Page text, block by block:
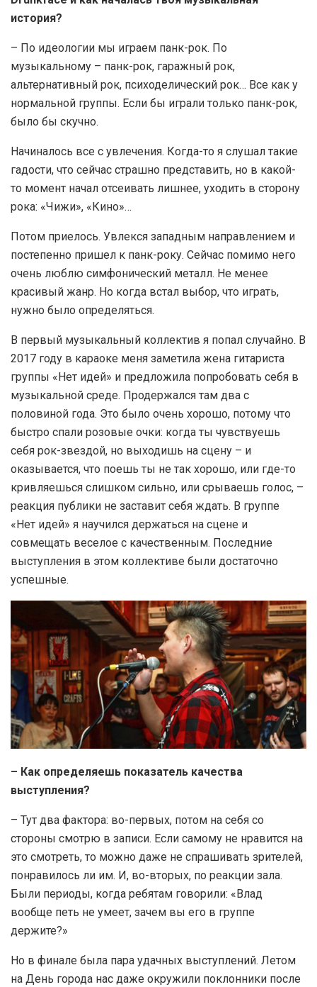
история?
– По идеологии мы играем панк-рок. По
музыкальному – панк-рок, гаражный рок,
альтернативный рок, психоделический рок… Все как у
нормальной группы. Если бы играли только панк-рок,
было бы скучно.
Начиналось все с увлечения. Когда-то я слушал такие
гадости, что сейчас страшно представить, но в какой-
то момент начал отсеивать лишнее, уходить в сторону
рока: «Чижи», «Кино»…
Потом приелось. Увлекся западным направлением и
постепенно пришел к панк-року. Сейчас помимо него
очень люблю симфонический металл. Не менее
красивый жанр. Но когда встал выбор, что играть,
нужно было определяться.
В первый музыкальный коллектив я попал случайно. В
2017 году в караоке меня заметила жена гитариста
группы «Нет идей» и предложила попробовать себя в
музыкальной среде. Продержался там два с
половиной года. Это было очень хорошо, потому что
быстро спали розовые очки: когда ты чувствуешь
себя рок-звездой, но выходишь на сцену – и
оказывается, что поешь ты не так хорошо, или где-то
кривляешься слишком сильно, или срываешь голос, –
реакция публики не заставит себя ждать. В группе
«Нет идей» я научился держаться на сцене и
совмещать веселое с качественным. Последние
выступления в этом коллективе были достаточно
успешные.
– Как определяешь показатель качества
выступления?
– Тут два фактора: во-первых, потом на себя со
стороны смотрю в записи. Если самому не нравится на
это смотреть, то можно даже не спрашивать зрителей,
понравилось ли им. И, во-вторых, по реакции зала.
Были периоды, когда ребятам говорили: «Влад
вообще петь не умеет, зачем вы его в группе
держите?»
Но в финале была пара удачных выступлений. Летом
на День города нас даже окружили поклонники после